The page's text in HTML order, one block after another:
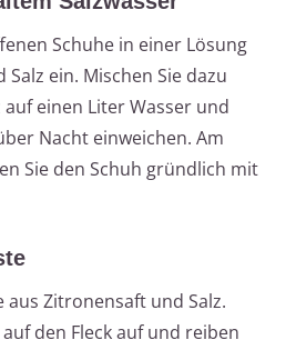
Schuhe in einer Lösung
ein. Mischen Sie dazu
einen Liter Wasser und
Nacht einweichen. Am
Sie den Schuh gründlich mit
aus Zitronensaft und Salz.
den Fleck auf und reiben